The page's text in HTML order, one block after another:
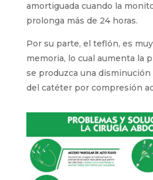
amortiguada cuando la
prolonga más de 24 horas.
Por su parte, el teflón, es
memoria, lo cual aumenta la
se produzca una
del catéter por compresión